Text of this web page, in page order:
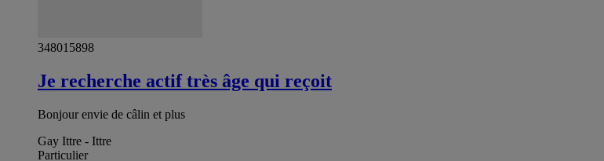
348015898
Je recherche actif très âge qui reçoit
Bonjour envie de câlin et plus
Gay Ittre - Ittre
Particulier